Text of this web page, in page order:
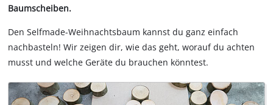
Baumscheiben.
Den Selfmade-Weihnachtsbaum kannst du ganz einfach
nachbasteln! Wir zeigen dir, wie das geht, worauf du achten
musst und welche Geräte du brauchen könntest.